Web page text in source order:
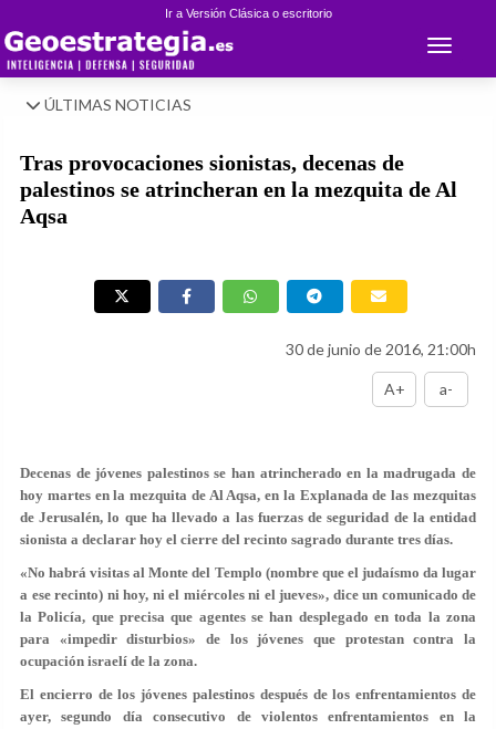
Ir a Versión Clásica o escritorio
Toggle
ÚLTIMAS NOTICIAS
Tras provocaciones sionistas, decenas de
palestinos se atrincheran en la mezquita de Al
Aqsa
30 de junio de 2016, 21:00h
A+ a-
Decenas de jóvenes palestinos se han atrincherado en la madrugada de
hoy martes en la mezquita de Al Aqsa, en la Explanada de las mezquitas
de Jerusalén, lo que ha llevado a las fuerzas de seguridad de la entidad
sionista a declarar hoy el cierre del recinto sagrado durante tres días.
«No habrá visitas al Monte del Templo (nombre que el judaísmo da lugar
a ese recinto) ni hoy, ni el miércoles ni el jueves», dice un comunicado de
la Policía, que precisa que agentes se han desplegado en toda la zona
para «impedir disturbios» de los jóvenes que protestan contra la
ocupación israelí de la zona.
El encierro de los jóvenes palestinos después de los enfrentamientos de
ayer, segundo día consecutivo de violentos enfrentamientos en la